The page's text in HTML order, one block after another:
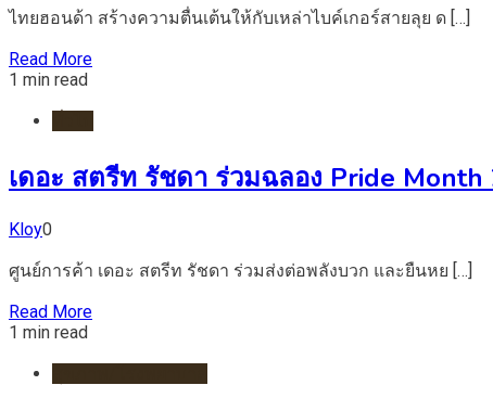
ไทยฮอนด้า สร้างความตื่นเต้นให้กับเหล่าไบค์เกอร์สายลุย ด […]
Read More
1 min read
เดอะ สตรีท รัชดา ร่วมฉลอง Pride Month
Kloy0
ศูนย์การค้า เดอะ สตรีท รัชดา ร่วมส่งต่อพลังบวก และยืนหย […]
Read More
1 min read